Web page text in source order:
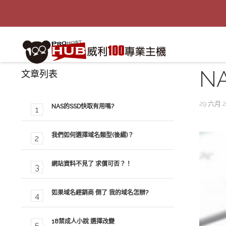
29 六月
文章列表
NAS的SSD快取有用嗎?
我們如何選擇域名類型(後綴)？
網站資料不見了 求償可否？！
如果域名經銷商 倒了 我的域名怎辦?
18禁成人小說 選擇改變